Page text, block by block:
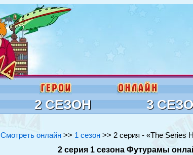
2 СЕЗОН 3
Смотреть онлайн>> 1 сезон>> 2 серия - «The Series
2 серия 1 сезона Футурамы